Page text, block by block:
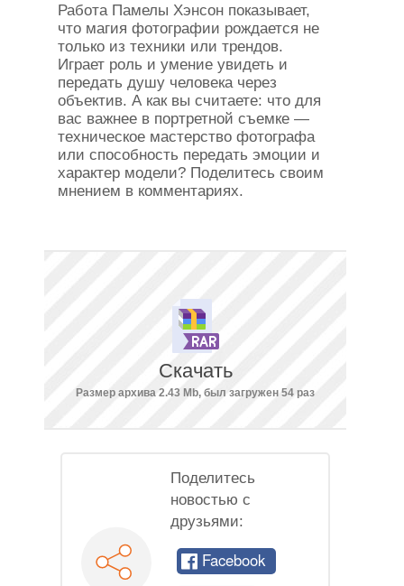
Работа Памелы Хэнсон показывает,
что магия фотографии рождается не
только из техники или трендов.
Играет роль и умение увидеть и
передать душу человека через
объектив. А как вы считаете: что для
вас важнее в портретной съемке —
техническое мастерство фотографа
или способность передать эмоции и
характер модели? Поделитесь своим
мнением в комментариях.
Скачать
Размер архива 2.43 Mb, был загружен 54 раз
Поделитесь
новостью с
друзьями:
Facebook